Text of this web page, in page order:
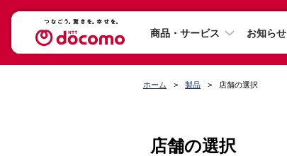
商品・サービス お知らせ
ホーム 製品 店舗の選択
店舗の選択